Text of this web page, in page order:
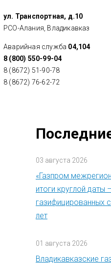
ул. Транспортная, д.10
РСО-Алания, Владикавказ
Аварийная служба 04,104
8 (800) 550-99-04
8 (8672) 51-90-78
8 (8672) 76-62-72
03 августа 2026
«Газпром
итоги круглой даты
газифицированных
лет
01 августа 2026
Владикавказские